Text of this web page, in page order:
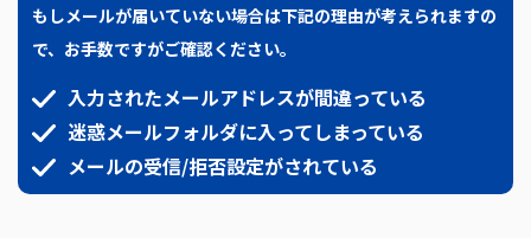
もしメールが届いていない場合は下記の理由が考えられますの
で、お手数ですがご確認ください。
入力されたメールアドレスが間違っている
迷惑メールフォルダに入ってしまっている
メールの受信/拒否設定がされている